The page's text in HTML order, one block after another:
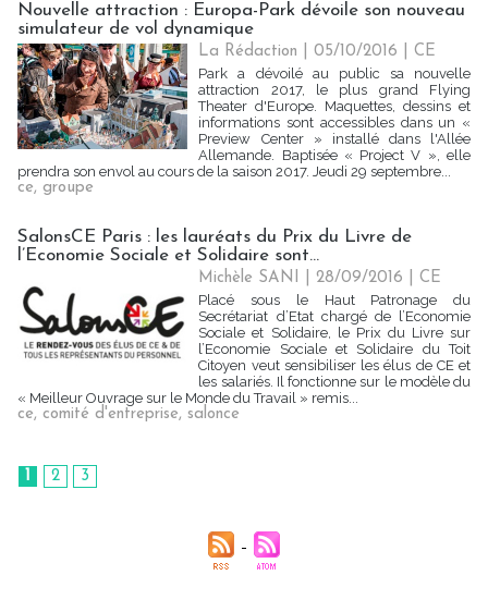
Nouvelle attraction : Europa-Park dévoile son nouveau
simulateur de vol dynamique
La Rédaction | 05/10/2016 |CE
Park a dévoilé au public sa nouvelle
attraction 2017, le plus grand Flying
Theater d'Europe. Maquettes, dessins et
informations sont accessibles dans un «
Preview Center » installé dans l'Allée
Allemande. Baptisée « Project V », elle
prendra son envol au cours de la saison 2017. Jeudi 29 septembre...
ce, groupe
SalonsCE Paris : les lauréats du Prix du Livre de
l’Economie Sociale et Solidaire sont...
Michèle SANI | 28/09/2016 |CE
Placé sous le Haut Patronage du
Secrétariat d’Etat chargé de l’Economie
Sociale et Solidaire, le Prix du Livre sur
l’Economie Sociale et Solidaire du Toit
Citoyen veut sensibiliser les élus de CE et
les salariés. Il fonctionne sur le modèle du
« Meilleur Ouvrage sur le Monde du Travail » remis...
ce, comité d'entreprise, salonce
1 2 3